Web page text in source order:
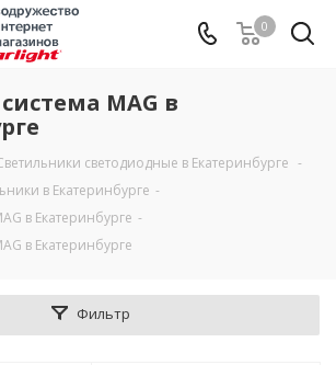
0
MAG в
светодиодные в Екатеринбурге -
в Екатеринбурге -
в Екатеринбурге -
в Екатеринбурге
Фильтр